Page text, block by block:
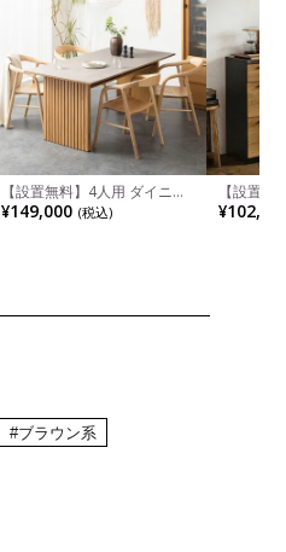
【設置無料】4人用 ダイニン
グテーブルセット 5点 LUGA
セラミックテーブル おしゃれ
¥149,000 (税込)
【設置
チンカウ
板 引き出
#ブラウン系